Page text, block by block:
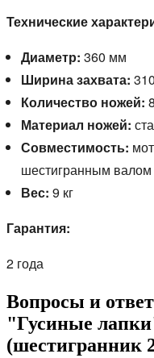
Технические
Диаметр: 360 мм
Ширина захвата:
Количество ножей: 8
Материал ножей:
Совместимость:
шестигранным
Вес: 9 кг
Гарантия:
2 года
Вопросы и
"Гусиные
(шестигранник